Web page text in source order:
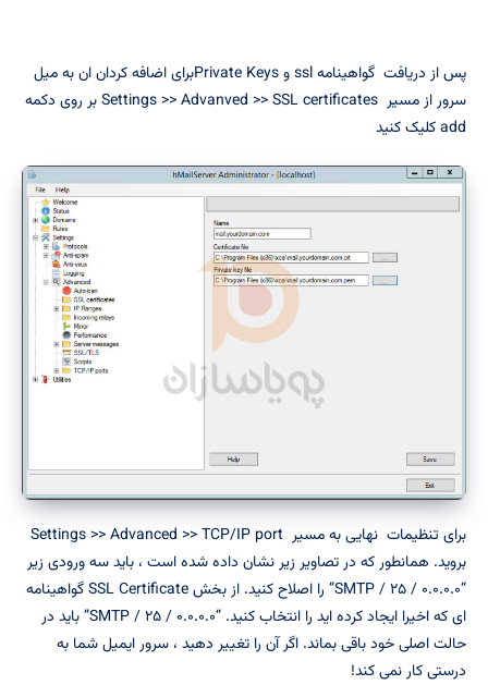
پس از دریافت گواهینامه ssl و Private Keysبرای اضافه کردان ان به میل
سرور از مسیر Settings >> Advanved >> SSL certificates بر روی دکمه
add کلیک کنید
برای تنظیمات نهایی به مسیر Settings >> Advanced >> TCP/IP port
بروید. همانطور که در تصاویر زیر نشان داده شده است ، باید سه ورودی زیر
“۰.۰.۰.۰ / ۲۵ / SMTP” را اصلاح کنید. از بخش SSL Certificate گواهینامه
ای که اخیرا ایجاد کرده اید را انتخاب کنید. “۰.۰.۰.۰ / ۲۵ / SMTP” باید در
حالت اصلی خود باقی بماند. اگر آن را تغییر دهید ، سرور ایمیل شما به
درستی کار نمی کند!